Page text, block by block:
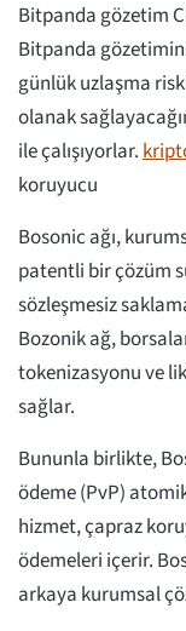
Bitpanda gözetim
Bitpanda
günlük uzlaşma
olanak
ile çalışıyorlar.
koruyucu
Bosonic ağı,
patentli bir çözüm
sözleşmesiz
Bozonik ağ,
tokenizasyonu ve
sağlar.
Bununla birlikte,
ödeme (PvP)
hizmet, çapraz
ödemeleri içerir.
arkaya kurumsal